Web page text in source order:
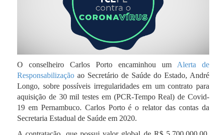
O conselheiro Carlos Porto encaminhou um Alerta de
Responsabilização ao Secretário de Saúde do Estado, André
Longo, sobre possíveis irregularidades em um contrato para
aquisição de 30 mil testes em (PCR-Tempo Real) de Covid-
19 em Pernambuco. Carlos Porto é o relator das contas da
Secretaria Estadual de Saúde em 2020.